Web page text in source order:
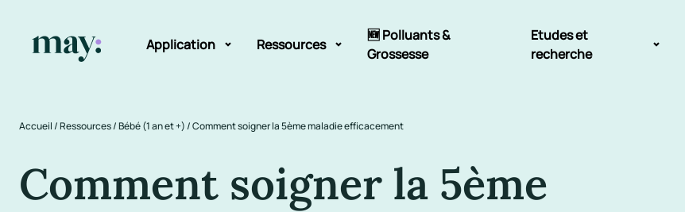
Application
Mission
Ressources
Guide des prénoms
Newsletters
🆕 Polluants &
Grossesse
Etudes et
recherche
Accueil/Ressources/Bébé (1 an et +)/Comment soigner la 5ème maladie efficacement
Comment soigner la 5ème